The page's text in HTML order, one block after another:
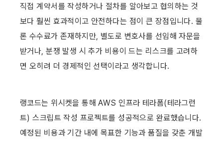
직접 계약서를 작성하거나 절차를 알아보고 협의하는 것
보다 훨씬 효과적이고 안전하다는 점이 큰 장점입니다. 물
론 수수료가 존재하지만, 별도로 변호사를 선임해 자문을
받거나, 분쟁 발생 시 추가 비용이 드는 리스크를 고려하
면 오히려 더 경제적인 선택이라고 생각합니다.
랭코드는 위시켓을 통해 AWS 인프라 테라폼(테라그런
트) 스크립트 작성 프로젝트를 성공적으로 완료했습니다.
예정된 비용과 기간 내에 목표한 기능과 품질을 갖춘 개발